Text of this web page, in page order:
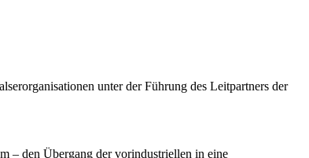
unter der Führung des Leitpartners der
– den Übergang der vorindustriellen in eine